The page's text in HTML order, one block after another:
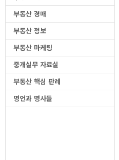
부동산 경매
부동산 정보
부동산 마케팅
중개실무 자료실
부동산 핵심 판례
명언과 명사들